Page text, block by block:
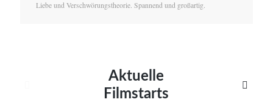
Liebe und Verschwörungstheorie. Spannend und großartig.
Aktuelle
Filmstarts
